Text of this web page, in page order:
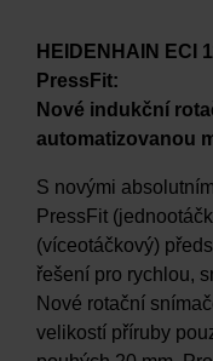
HEIDENHAIN ECI
PressFit:
Nové indukční
automatizovanou
S novými
PressFit
(víceotáčkový)
řešení pro rychlou,
Nové rotační
velikostí příruby